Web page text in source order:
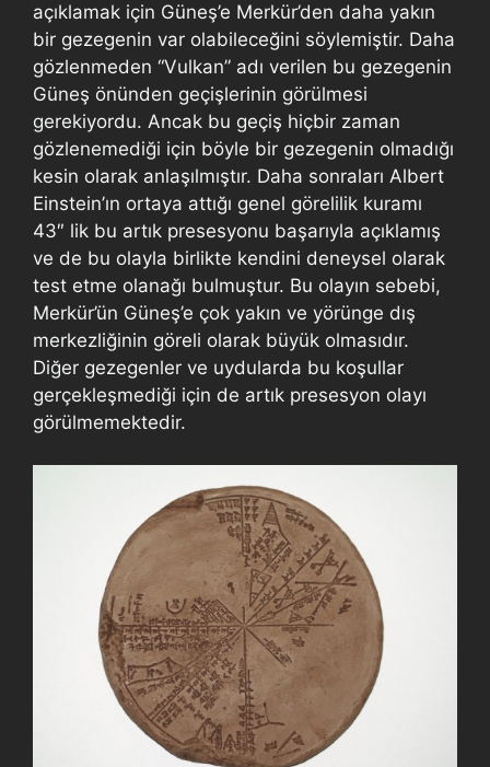
açıklamak için Güneş’e Merkür’den daha yakın
bir gezegenin var olabileceğini söylemiştir. Daha
gözlenmeden “Vulkan” adı verilen bu gezegenin
Güneş önünden geçişlerinin görülmesi
gerekiyordu. Ancak bu geçiş hiçbir zaman
gözlenemediği için böyle bir gezegenin olmadığı
kesin olarak anlaşılmıştır. Daha sonraları Albert
Einstein’ın ortaya attığı genel görelilik kuramı
43″ lik bu artık presesyonu başarıyla açıklamış
ve de bu olayla birlikte kendini deneysel olarak
test etme olanağı bulmuştur. Bu olayın sebebi,
Merkür’ün Güneş’e çok yakın ve yörünge dış
merkezliğinin göreli olarak büyük olmasıdır.
Diğer gezegenler ve uydularda bu koşullar
gerçekleşmediği için de artık presesyon olayı
görülmemektedir.